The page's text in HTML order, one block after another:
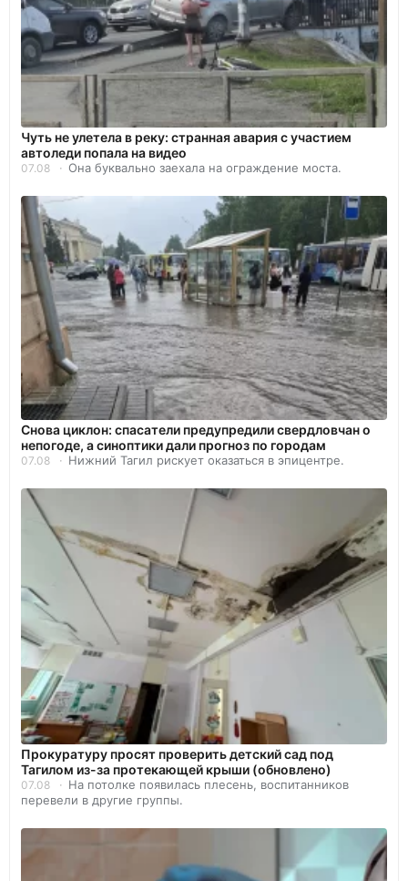
Чуть не улетела в реку: странная авария с участием
автоледи попала на видео
07.08 Она буквально заехала на ограждение моста.
Снова циклон: спасатели предупредили свердловчан о
непогоде, а синоптики дали прогноз по городам
07.08 Нижний Тагил рискует оказаться в эпицентре.
Прокуратуру просят проверить детский сад под
Тагилом из-за протекающей крыши (обновлено)
07.08
На потолке появилась плесень, воспитанников
перевели в другие группы.